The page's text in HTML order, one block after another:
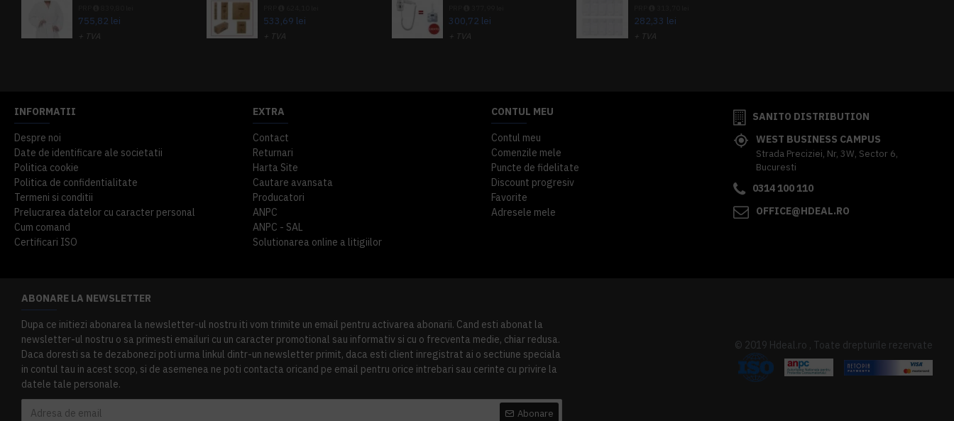
755,82 lei
+ TVA
533,69 lei
+ TVA
300,72 lei
+ TVA
282,33 lei
+ TVA
INFORMATII
Despre noi
Date de identificare ale societatii
Politica cookie
Politica de confidentialitate
Termeni si conditii
Prelucrarea datelor cu caracter personal
Cum comand
Certificari ISO
EXTRA
Contact
Returnari
Harta Site
Cautare avansata
Producatori
ANPC
ANPC - SAL
Solutionarea online a litigiilor
CONTUL MEU
Contul meu
Comenzile mele
Puncte de fidelitate
Discount progresiv
Favorite
Adresele mele
SANITO DISTRIBUTION
WEST BUSINESS CAMPUS
Strada Preciziei, Nr, 3W, Sector 6,
Bucuresti
0314 100 110
OFFICE@HDEAL.RO
ABONARE LA NEWSLETTER
Dupa ce initiezi abonarea la newsletter-ul nostru iti vom trimite un email pentru activarea abonarii. Cand esti abonat la
newsletter-ul nostru o sa primesti emailuri cu un caracter promotional sau informativ si cu o frecventa medie, chiar redusa.
Daca doresti sa te dezabonezi poti urma linkul dintr-un newsletter primit, daca esti client inregistrat ai o sectiune speciala
in contul tau in acest scop, si de asemenea ne poti contacta oricand pe email pentru orice intrebari sau cerinte cu privire la
datele tale personale.
Abonare
© 2019 Hdeal.ro , Toate drepturile rezervate